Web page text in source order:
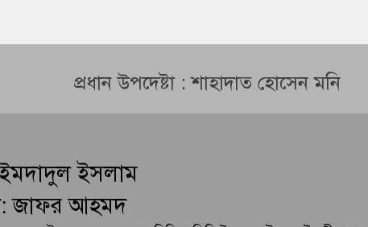
প্রধান উপদেষ্টা : শাহাদাত হোসেন মনি
ইমদাদুল ইসলাম
জাফর আহমদ